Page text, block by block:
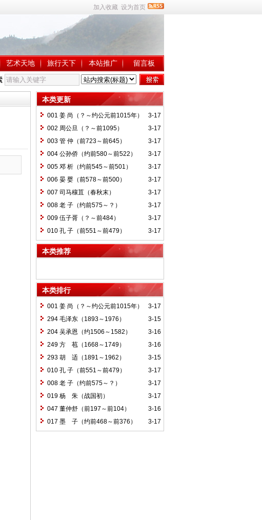
加入收藏 设为首页
艺术天地 旅行天下 本站推广 留言板
本类更新
3-17
001 姜 尚（？～约公元前1015年）
3-17
002 周公旦（？～前1095）
3-17
003 管 仲（前723～前645）
3-17
004 公孙侨（约前580～前522）
3-17
005 邓 析（约前545～前501）
3-17
006 晏 婴（前578～前500）
3-17
007 司马穰苴（春秋末）
3-17
008 老 子（约前575～？）
3-17
009 伍子胥（？～前484）
3-17
010 孔 子（前551～前479）
本类推荐
本类排行
3-17
001 姜 尚（？～约公元前1015年）
3-15
294 毛泽东（1893～1976）
3-16
204 吴承恩（约1506～1582）
3-16
249 方 苞（1668～1749）
3-15
293 胡 适（1891～1962）
3-17
010 孔 子（前551～前479）
3-17
008 老 子（约前575～？）
3-17
019 杨 朱（战国初）
3-16
047 董仲舒（前197～前104）
3-17
017 墨 子（约前468～前376）